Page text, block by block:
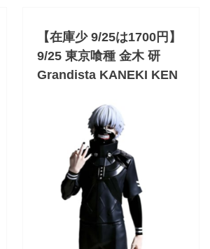
【在庫少 9/25は1700円】
9/25 東京喰種 金木 研
Grandista KANEKI KEN